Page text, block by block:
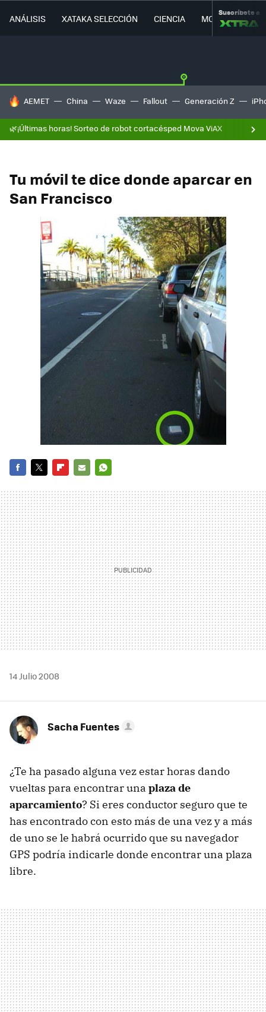
ANÁLISIS XATAKA SELECCIÓN CIENCIA MOVILIDAD
Suscríbete a
HOY SE HABLA DE
AEMET China Waze Fallout Generación Z
🌿¡Últimas horas! Sorteo de robot cortacésped Mova ViAX
Tu móvil te dice donde aparcar en
San Francisco
MAIL
14 Julio 2008
Sacha Fuentes
¿Te ha pasado alguna vez estar horas dando
vueltas para encontrar una plaza de
aparcamiento? Si eres conductor seguro que te
has encontrado con esto más de una vez y a más
de uno se le habrá ocurrido que su navegador
GPS podría indicarle donde encontrar una plaza
libre.